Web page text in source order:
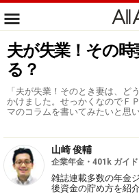
夫が失業！その
る？
「夫が失業！そのとき妻は、ど
かけました。せっかくなのでＦ
マのコラムを書いてみたいと思
山崎 俊輔
企業年金・401k ガイド
雑誌連載多数の年金
後資金の貯め方を紹介